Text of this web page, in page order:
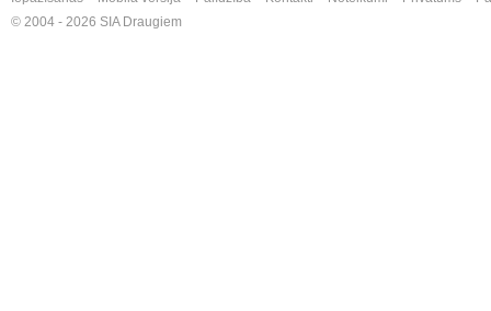
© 2004 - 2026 SIA Draugiem